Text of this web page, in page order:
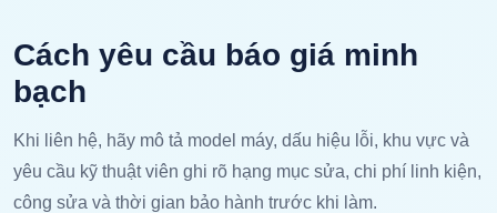
Cách yêu cầu báo giá minh
bạch
Khi liên hệ, hãy mô tả model máy, dấu hiệu lỗi, khu vực và
yêu cầu kỹ thuật viên ghi rõ hạng mục sửa, chi phí linh kiện,
công sửa và thời gian bảo hành trước khi làm.